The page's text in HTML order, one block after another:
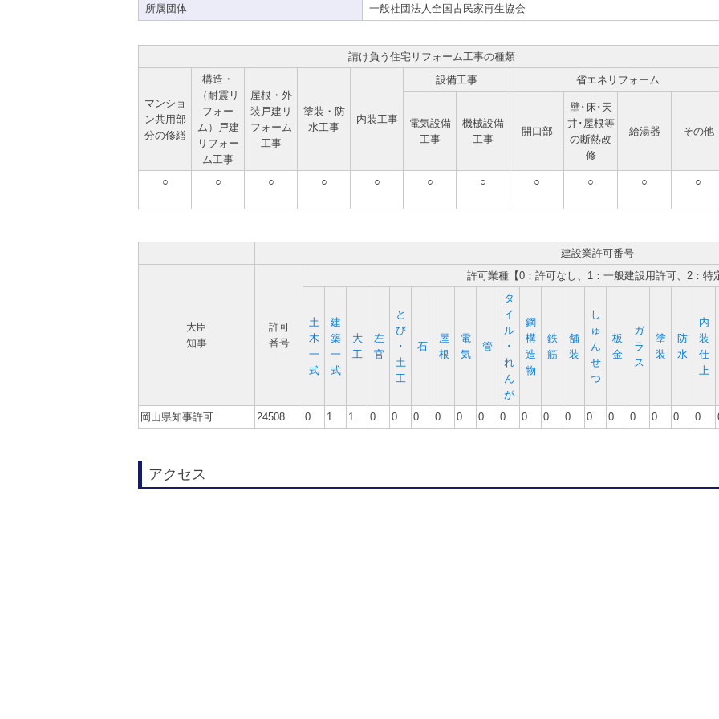
所属団体 一般社団法人全国古民家再生協会
請け負う住宅リフォーム工事の種類
マンショ
ン共用部
分の修繕
構造・
（耐震リ
フォー
ム）戸建
リフォー
ム工事
屋根・外
装戸建リ
フォーム
工事
塗装・防
水工事
内装工事
設備工事
省エネリフォーム
電気設備
工事
機械設備
工事
開口部
壁･床･天
井･屋根等
の断熱改
修
給湯器 その他
○ ○ ○ ○ ○ ○ ○ ○ ○ ○ ○
建設業許可番号
大臣
知事
許可
番号
許可業種【0：許可なし、1：一般建設用許可、2：特
土
木
一
式
建
築
一
式
大
工
左
官
と
び
･
土
工
石
屋
根
電
気
管
タ
イ
ル
･
れ
ん
が
鋼
構
造
物
鉄
筋
舗
装
し
ゅ
ん
せ
つ
板
金
ガ
ラ
ス
塗
装
防
水
内
装
仕
上
岡山県知事許可 24508 0 1 1 0 0 0 0 0 0 0 0 0 0 0 0 0 0 0 0
アクセス